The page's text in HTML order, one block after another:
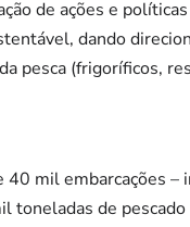
de ações e
dando
pesca (frigoríficos,
40 mil embarcações
toneladas de pescado